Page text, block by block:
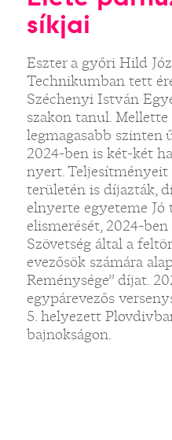
síkjai
Eszter a győri Hild
Technikumban tett
Széchenyi István
szakon tanul. Mellette
legmagasabb szinten
2024-ben is két-két
nyert.
területén is díjazták,
elnyerte egyeteme
elismerését, 2024-
Szövetség által a
evezősök számára
Reménysége” díjat.
egypárevezős
5. helyezett
bajnokságon.